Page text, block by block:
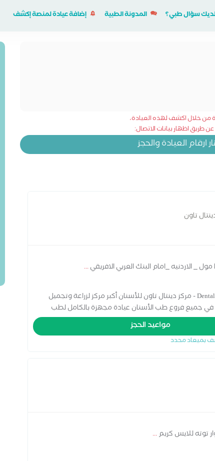
سؤال طبي؟ المدونة الطبية إضافة عيادة لمنصة إكشف
من خلال اكشف لهذه العيادة،
طريق اظهار بيانات الاتصال:
العيادة والحجز
تاون
_ الاردنيه _امام البنك العربي الافريقي...
اخصائي تجميل و جراحة الفم و الاسنان Dental Town Center - مركز دينتال تاون للأسنان أكبر مركز لزراعة وتجميل
جميع فروع طب الأسنان عيادة مجهزة بالكامل لطب
- خبرة - التزام العاشر من رمضان - الأردنية - سما مول
مواعيد الحجز
بميعاد محدد
توته للايس كريم...